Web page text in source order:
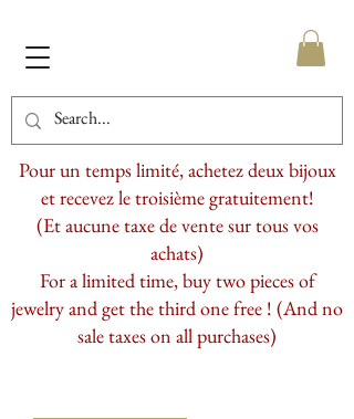
Pour un temps limité, achetez deux bijoux
et recevez le troisième gratuitement!
(Et aucune taxe de vente sur tous vos
achats)
For a limited time, buy two pieces of
jewelry and get the third one free ! (And no
sale taxes on all purchases)